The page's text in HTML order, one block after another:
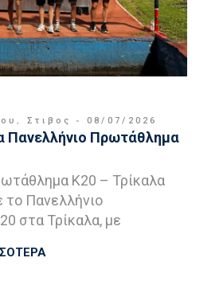
, Στιβος 08/07/2026
Πανελλήνιο Πρωτάθλημα
Κ20 – Τρίκαλα
Πανελλήνιο
στα Τρίκαλα, με